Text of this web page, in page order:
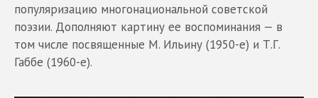
популяризацию многонациональной советской
поэзии. Дополняют картину ее воспоминания — в
том числе посвященные М. Ильину (1950-е) и Т.Г.
Габбе (1960-е).